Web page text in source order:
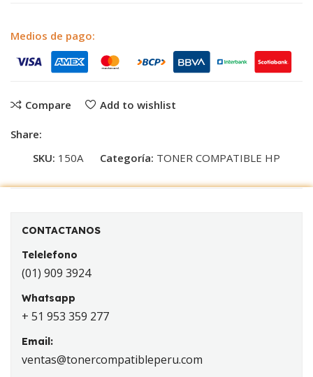
Medios de pago:
Compare Add to wishlist
Share:
SKU: 150A Categoría: TONER COMPATIBLE HP
CONTACTANOS
Telelefono
(01) 909 3924
Whatsapp
+ 51 953 359 277
Email:
ventas@tonercompatibleperu.com